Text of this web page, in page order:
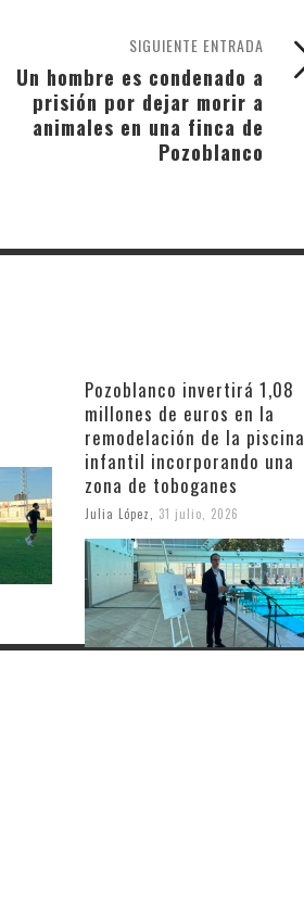
SIGUIENTE ENTRADA
Un hombre es condenado a
prisión por dejar morir a
animales en una finca de
Pozoblanco
Pozoblanco invertirá 1,08
millones de euros en la
remodelación de la piscina
infantil incorporando una
zona de toboganes
Julia López 31 julio, 2026